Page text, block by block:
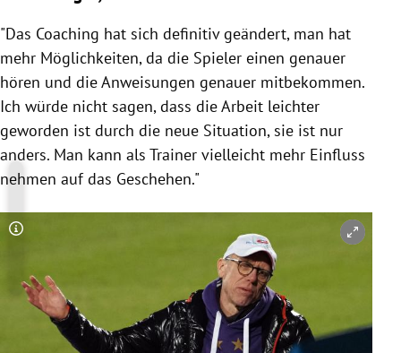
"Das Coaching hat sich definitiv geändert, man hat
mehr Möglichkeiten, da die Spieler einen genauer
hören und die Anweisungen genauer mitbekommen.
Ich würde nicht sagen, dass die Arbeit leichter
geworden ist durch die neue Situation, sie ist nur
anders. Man kann als Trainer vielleicht mehr Einfluss
nehmen auf das Geschehen."
Copyright-Hinweis öffnen/schließen